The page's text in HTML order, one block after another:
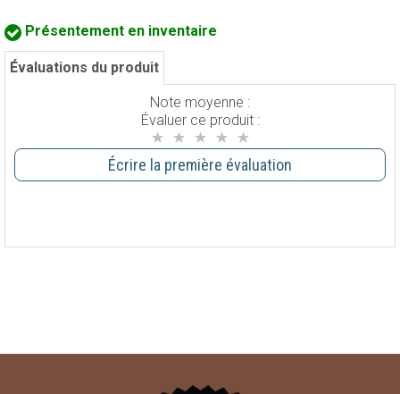
Présentement en inventaire
Évaluations du produit
Note moyenne :
Évaluer ce produit :
Écrire la première évaluation